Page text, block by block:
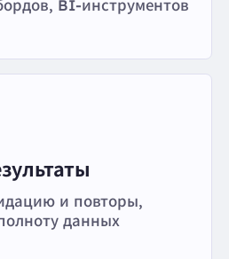
BI-инструментов
и повторы,
данных